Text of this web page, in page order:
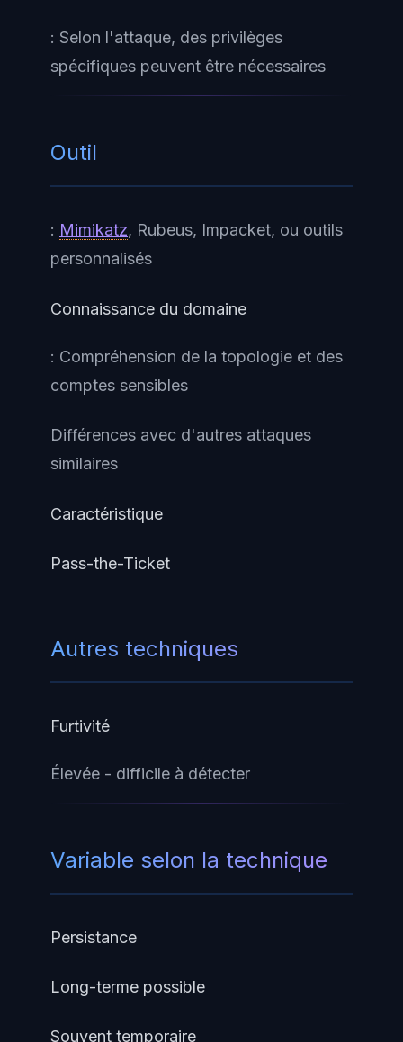
: Selon l'attaque, des privilèges
spécifiques peuvent être nécessaires
Outil
: Mimikatz, Rubeus, Impacket, ou outils
personnalisés
Connaissance du domaine
: Compréhension de la topologie et des
comptes sensibles
Différences avec d'autres attaques
similaires
Caractéristique
Pass-the-Ticket
Autres techniques
Furtivité
Élevée - difficile à détecter
Variable selon la technique
Persistance
Long-terme possible
Souvent temporaire